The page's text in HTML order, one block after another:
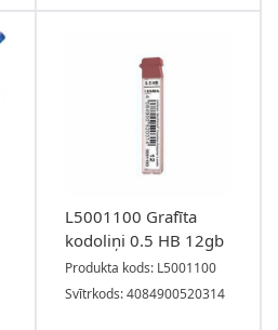
L5001100 Grafīta
kodoliņi 0.5 HB 12gb
Produkta kods: L5001100
Svītrkods: 4084900520314